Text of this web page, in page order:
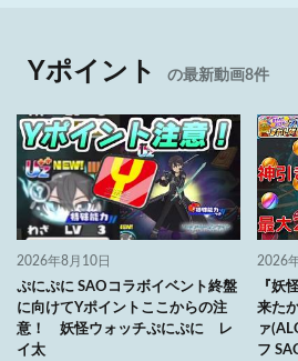
Yポイント の最新動画8件
2026年8月10日
ぷにぷに SAOコラボイベント終盤
に向けてYポイントここからの注
意！ 妖怪ウォッチぷにぷに レ
イ太
2026
『妖
来た
ァ
フ